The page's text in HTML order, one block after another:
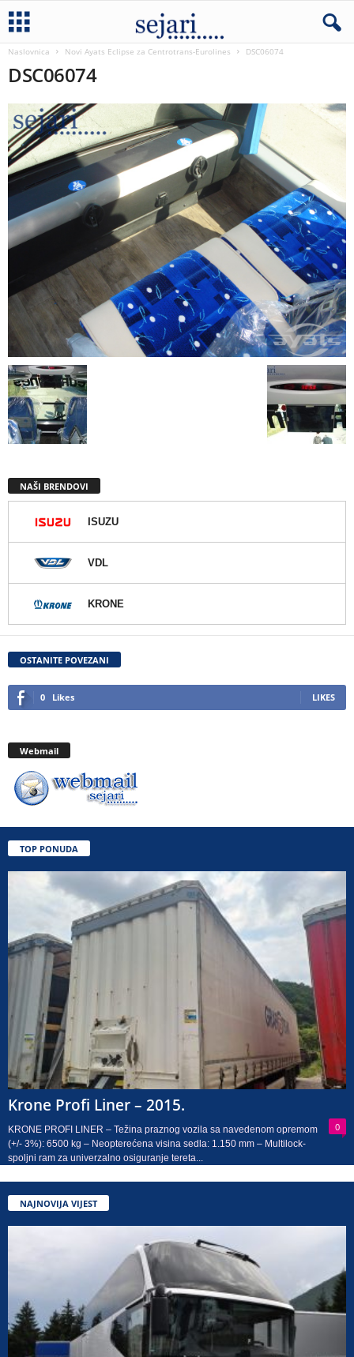
Naslovnica Novi Ayats Eclipse za Centrotrans-Eurolines DSC06074
DSC06074
NAŠI BRENDOVI
ISUZU
VDL
KRONE
OSTANITE POVEZANI
0 Likes LIKES
Webmail
TOP PONUDA
Krone Profi Liner – 2015.
0
KRONE PROFI LINER – Težina praznog vozila sa navedenom opremom
(+/- 3%): 6500 kg – Neopterećena visina sedla: 1.150 mm – Multilock-
spoljni ram za univerzalno osiguranje tereta...
NAJNOVIJA VIJEST